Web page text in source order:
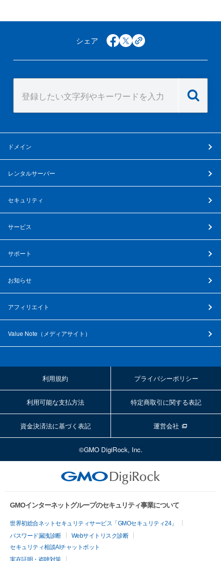
シェア facebook
x copy
ドメイン
レンタルサーバー
セキュリティ
サービス
サポート
お知らせ
アフィリエイト
Value Note（ メディアサイト ）
利用規約 プライバシーポリシー
利用可能な支払方法 特定商取引に関する表記
資金決済法に基づく表記 運営会社
©GMO DigiRock, Inc.
GMOインターネットグループのセキュリティ事業について
世界初総合ネットセキュリティサービス「GMOセキュリティ24」
パスワード漏洩診断
Webサイトリスク診断
セキュリティ相談AIチャットボット
実在証明・盗聴対策